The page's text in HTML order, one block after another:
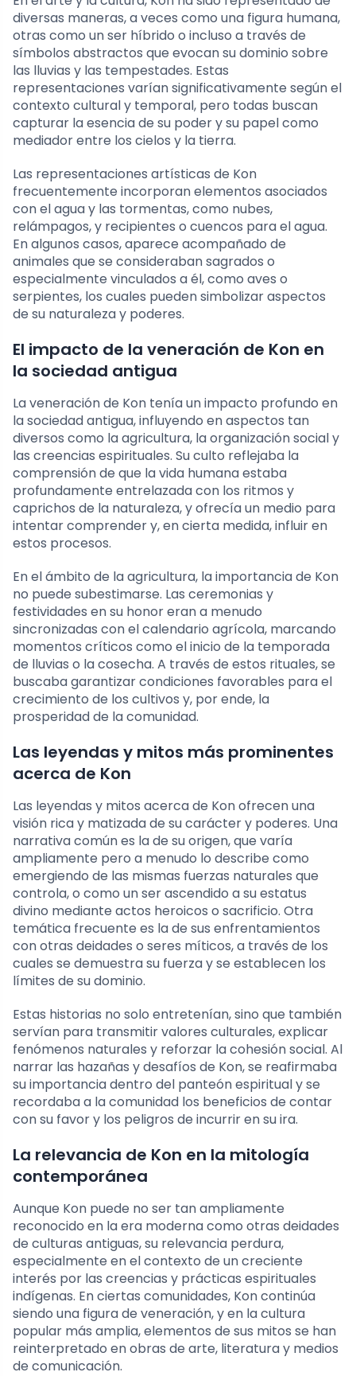
diversas maneras, a veces como una figura humana,
otras como un ser híbrido o incluso a través de
símbolos abstractos que evocan su dominio sobre
las lluvias y las tempestades. Estas
representaciones varían significativamente según el
contexto cultural y temporal, pero todas buscan
capturar la esencia de su poder y su papel como
mediador entre los cielos y la tierra.
Las representaciones artísticas de Kon
frecuentemente incorporan elementos asociados
con el agua y las tormentas, como nubes,
relámpagos, y recipientes o cuencos para el agua.
En algunos casos, aparece acompañado de
animales que se consideraban sagrados o
especialmente vinculados a él, como aves o
serpientes, los cuales pueden simbolizar aspectos
de su naturaleza y poderes.
El impacto de la veneración de Kon en
la sociedad antigua
La veneración de Kon tenía un impacto profundo en
la sociedad antigua, influyendo en aspectos tan
diversos como la agricultura, la organización social y
las creencias espirituales. Su culto reflejaba la
comprensión de que la vida humana estaba
profundamente entrelazada con los ritmos y
caprichos de la naturaleza, y ofrecía un medio para
intentar comprender y, en cierta medida, influir en
estos procesos.
En el ámbito de la agricultura, la importancia de Kon
no puede subestimarse. Las ceremonias y
festividades en su honor eran a menudo
sincronizadas con el calendario agrícola, marcando
momentos críticos como el inicio de la temporada
de lluvias o la cosecha. A través de estos rituales, se
buscaba garantizar condiciones favorables para el
crecimiento de los cultivos y, por ende, la
prosperidad de la comunidad.
Las leyendas y mitos más prominentes
acerca de Kon
Las leyendas y mitos acerca de Kon ofrecen una
visión rica y matizada de su carácter y poderes. Una
narrativa común es la de su origen, que varía
ampliamente pero a menudo lo describe como
emergiendo de las mismas fuerzas naturales que
controla, o como un ser ascendido a su estatus
divino mediante actos heroicos o sacrificio. Otra
temática frecuente es la de sus enfrentamientos
con otras deidades o seres míticos, a través de los
cuales se demuestra su fuerza y se establecen los
límites de su dominio.
Estas historias no solo entretenían, sino que también
servían para transmitir valores culturales, explicar
fenómenos naturales y reforzar la cohesión social. Al
narrar las hazañas y desafíos de Kon, se reafirmaba
su importancia dentro del panteón espiritual y se
recordaba a la comunidad los beneficios de contar
con su favor y los peligros de incurrir en su ira.
La relevancia de Kon en la mitología
contemporánea
Aunque Kon puede no ser tan ampliamente
reconocido en la era moderna como otras deidades
de culturas antiguas, su relevancia perdura,
especialmente en el contexto de un creciente
interés por las creencias y prácticas espirituales
indígenas. En ciertas comunidades, Kon continúa
siendo una figura de veneración, y en la cultura
popular más amplia, elementos de sus mitos se han
reinterpretado en obras de arte, literatura y medios
de comunicación.